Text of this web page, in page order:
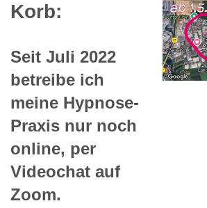
Korb:
Seit Juli 2022
betreibe ich
meine Hypnose-
Praxis nur noch
online, per
Videochat auf
Zoom.